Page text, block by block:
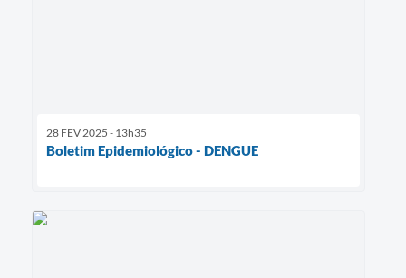
28 FEV 2025 - 13h35
Boletim Epidemiológico - DENGUE